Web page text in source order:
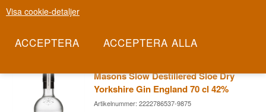
Visa cookie-detaljer
Yorkshire på ginkartan. Från en blygsam start har sortimentet
Les mer
Masons Slow Destillered Sloe Dry
Yorkshire Gin England 70 cl 42%
Artikelnummer: 2222786537-9875